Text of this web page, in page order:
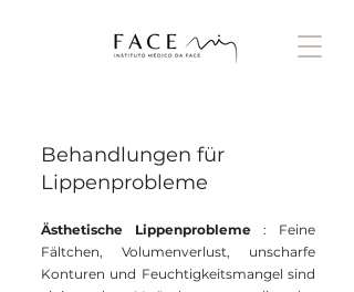
Behandlungen für
Lippenprobleme
Ästhetische Lippenprobleme : Feine
Fältchen, Volumenverlust, unscharfe
Konturen und Feuchtigkeitsmangel sind